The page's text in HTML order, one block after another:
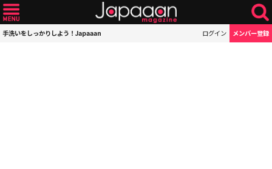
手洗いをしっかりしよう！Japaaan ログイン メンバー登録